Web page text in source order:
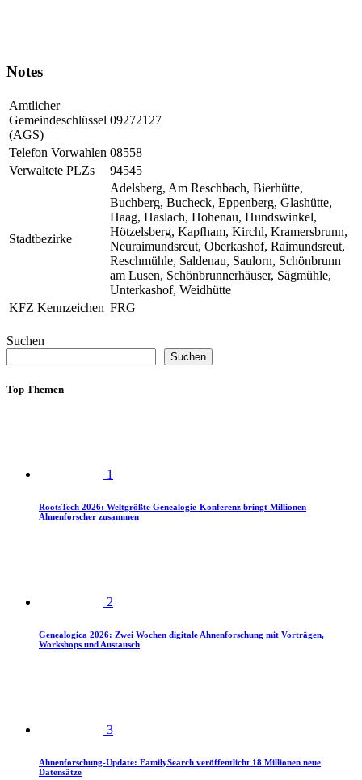
Notes
Amtlicher
Gemeindeschlüssel
(AGS)
09272127
Telefon Vorwahlen 08558
Verwaltete PLZs
94545
Stadtbezirke
Adelsberg, Am Reschbach, Bierhütte,
Buchberg, Bucheck, Eppenberg, Glashütte,
Haag, Haslach, Hohenau, Hundswinkel,
Hötzelsberg, Kapfham, Kirchl, Kramersbrunn,
Neuraimundsreut, Oberkashof, Raimundsreut,
Reschmühle, Saldenau, Saulorn, Schönbrunn
am Lusen, Schönbrunnerhäuser, Sägmühle,
Unterkashof, Weidhütte
KFZ Kennzeichen FRG
Suchen
Suchen
Top Themen
1
RootsTech 2026: Weltgrößte Genealogie-Konferenz bringt Millionen
Ahnenforscher zusammen
2
Genealogica 2026: Zwei Wochen digitale Ahnenforschung mit Vorträgen,
Workshops und Austausch
3
Ahnenforschung-Update: FamilySearch veröffentlicht 18 Millionen neue
Datensätze